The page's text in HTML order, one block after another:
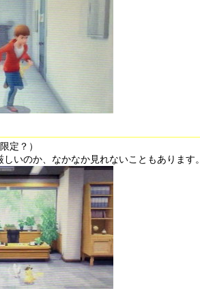
定？）
いのか、なかなか見れないこともあります。